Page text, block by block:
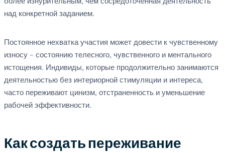
более изнурительным, чем сосредоточенная деятельность
над конкретной заданием.
Постоянное нехватка участия может довести к чувственному
износу – состоянию телесного, чувственного и ментального
истощения. Индивиды, которые продолжительно занимаются
деятельностью без интериорной стимуляции и интереса,
часто переживают цинизм, отстраненность и уменьшение
рабочей эффективности.
Как создать переживание